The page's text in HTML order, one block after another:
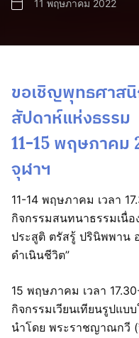
11 พฤษภาคม 2022
ขอเชิญพุทธศาสนิ
สัปดาห์แห่งธรรม
11-15 พฤษภาคม
จุฬาฯ
11-14 พฤษภาคม เวลา
กิจกรรมสนทนาธรรมเนื่
ประสูติ ตรัสรู้ ปรินิพพาน
ดำเนินชีวิต”
15 พฤษภาคม เวลา
กิจกรรมเวียนเทียนรูปแบ
นำโดย พระราชญาณกวี